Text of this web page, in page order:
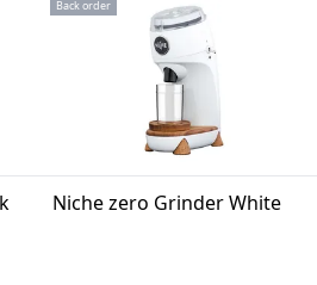
Back order
Niche zero Grinder White